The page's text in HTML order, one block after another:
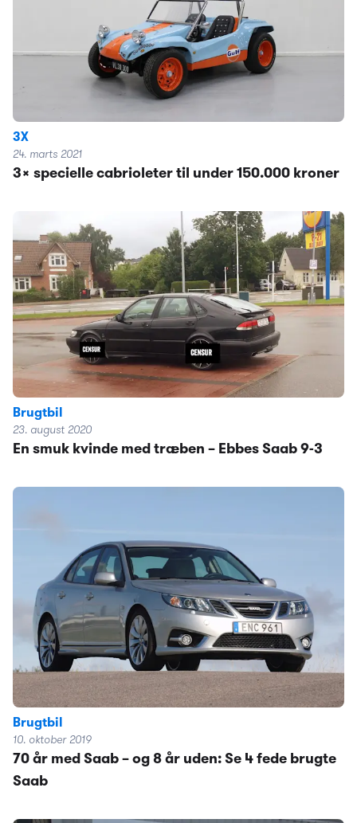
3X
24. marts 2021
3x specielle cabrioleter til under 150.000 kroner
Brugtbil
23. august 2020
En smuk kvinde med træben – Ebbes Saab 9-3
Brugtbil
10. oktober 2019
70 år med Saab – og 8 år uden: Se 4 fede brugte
Saab